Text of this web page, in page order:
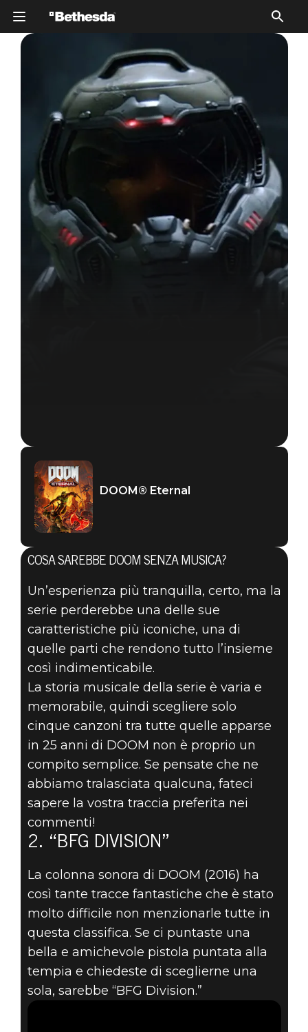
DOOM® Eternal
09 maggio 2019
LE 5 CANZONI
MIGLIORI DI
DOOM - 2. “BFG
DIVISION”
DOOM® Eternal
COSA SAREBBE DOOM SENZA MUSICA?
Un’esperienza più tranquilla, certo, ma la
serie perderebbe una delle sue
caratteristiche più iconiche, una di
quelle parti che rendono tutto l’insieme
così indimenticabile.
La storia musicale della serie è varia e
memorabile, quindi scegliere solo
cinque canzoni tra tutte quelle apparse
in 25 anni di DOOM non è proprio un
compito semplice. Se pensate che ne
abbiamo tralasciata qualcuna, fateci
sapere la vostra traccia preferita nei
commenti!
2. “BFG DIVISION”
La colonna sonora di DOOM (2016) ha
così tante tracce fantastiche che è stato
molto difficile non menzionarle tutte in
questa classifica. Se ci puntaste una
bella e amichevole pistola puntata alla
tempia e chiedeste di sceglierne una
sola, sarebbe “BFG Division.”